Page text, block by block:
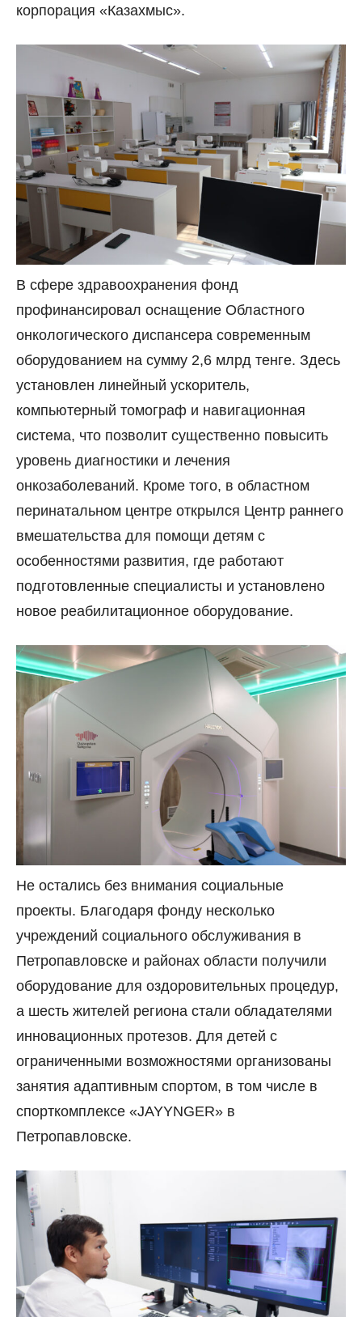
корпорация «Казахмыс».
В сфере здравоохранения фонд
профинансировал оснащение Областного
онкологического диспансера современным
оборудованием на сумму 2,6 млрд тенге. Здесь
установлен линейный ускоритель,
компьютерный томограф и навигационная
система, что позволит существенно повысить
уровень диагностики и лечения
онкозаболеваний. Кроме того, в областном
перинатальном центре открылся Центр раннего
вмешательства для помощи детям с
особенностями развития, где работают
подготовленные специалисты и установлено
новое реабилитационное оборудование.
Не остались без внимания социальные
проекты. Благодаря фонду несколько
учреждений социального обслуживания в
Петропавловске и районах области получили
оборудование для оздоровительных процедур,
а шесть жителей региона стали обладателями
инновационных протезов. Для детей с
ограниченными возможностями организованы
занятия адаптивным спортом, в том числе в
спорткомплексе «JAYYNGER» в
Петропавловске.